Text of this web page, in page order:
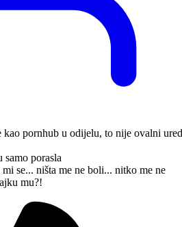
kao pornhub u odijelu, to nije ovalni ured
porasla
se... ništa me ne boli... nitko me ne
mu?!